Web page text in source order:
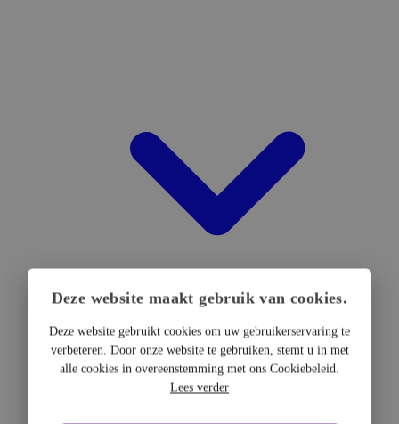
DTF Hardware
DTF Printers
Deze website maakt gebruik van cookies.
Deze website gebruikt cookies om uw gebruikerservaring te
verbeteren. Door onze website te gebruiken, stemt u in met
alle cookies in overeenstemming met ons Cookiebeleid.
Lees verder